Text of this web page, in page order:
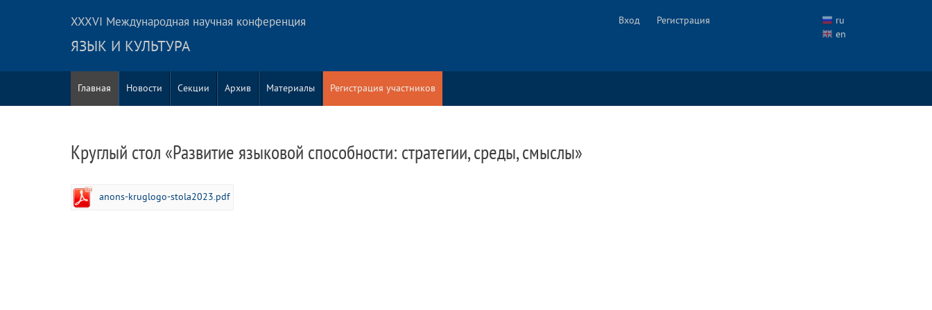
XXXVI Международная научная конференция
ЯЗЫК И КУЛЬТУРА
Вход Регистрация
ru
en
Главная Новости Секции Архив Материалы Регистрация участников
Круглый стол «Развитие языковой способности: стратегии, среды, смыслы»
anons-kruglogo-stola2023.pdf